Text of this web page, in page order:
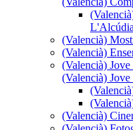
L'Alcúdia
(Valencià)
(Valencià)
(Valencià)
(Valencià)
(Valencià)